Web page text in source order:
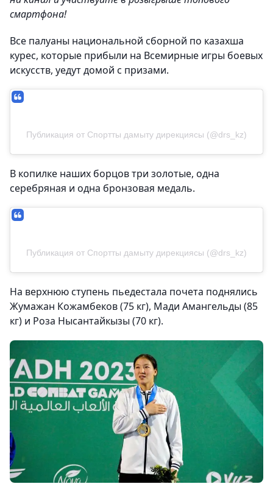
смартфона!
Все палуаны национальной сборной по казахша
курес, которые прибыли на Всемирные игры боевых
искусств, уедут домой с призами.
Публикация от Спортты дамыту дирекциясы (@drs_kz)
В копилке наших борцов три золотые, одна
серебряная и одна бронзовая медаль.
Публикация от Спортты дамыту дирекциясы (@drs_kz)
На верхнюю ступень пьедестала почета поднялись
Жумажан Кожамбеков (75 кг), Мади Амангельды (85
кг) и Роза Нысантайкызы (70 кг).